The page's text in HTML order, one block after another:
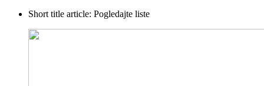
Short title article: Pogledajte liste